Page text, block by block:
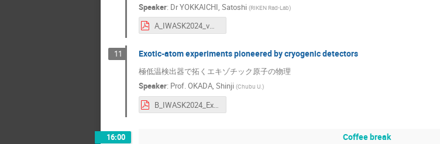
Speaker: DrYOKKAICHI, Satoshi (RIKEN Rad-Lab)
A_IWASK2024_vmn_yokkaichi.pdf
11 Exotic-atom experiments pioneered by cryogenic detectors
極低温検出器で拓くエキゾチック原子の物理
Speaker: Prof.OKADA, Shinji (Chubu U.)
B_IWASK2024_ExA_CD_okada.pdf
16:00 Coffee break